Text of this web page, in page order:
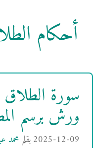
أحكام
سورة الطلاق
ورش برسم
2025-12-09بقلم محمد